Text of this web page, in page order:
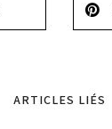
ARTICLES LIÉS